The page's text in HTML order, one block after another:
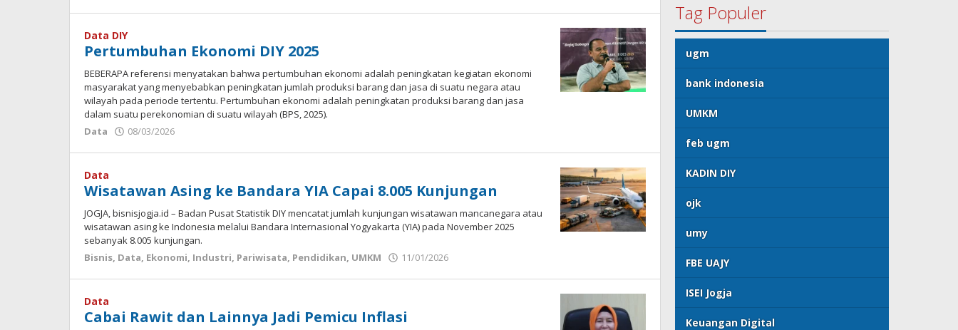
oleh
Bisnis
Jogja
Data DIY
Pertumbuhan Ekonomi DIY 2025
BEBERAPA referensi menyatakan bahwa pertumbuhan ekonomi adalah peningkatan kegiatan ekonomi
masyarakat yang menyebabkan peningkatan jumlah produksi barang dan jasa di suatu negara atau
wilayah pada periode tertentu. Pertumbuhan ekonomi adalah peningkatan produksi barang dan jasa
dalam suatu perekonomian di suatu wilayah (BPS, 2025).
Data
08/03/2026
Data
Wisatawan Asing ke Bandara YIA Capai 8.005 Kunjungan
JOGJA, bisnisjogja.id – Badan Pusat Statistik DIY mencatat jumlah kunjungan wisatawan mancanegara atau
wisatawan asing ke Indonesia melalui Bandara Internasional Yogyakarta (YIA) pada November 2025
sebanyak 8.005 kunjungan.
Bisnis, Data, Ekonomi, Industri, Pariwisata, Pendidikan, UMKM 11/01/2026
Data
Cabai Rawit dan Lainnya Jadi Pemicu Inflasi
Tag Populer
ugm
bank indonesia
UMKM
feb ugm
KADIN DIY
ojk
umy
FBE UAJY
ISEI Jogja
Keuangan Digital